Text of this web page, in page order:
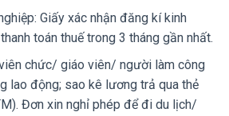
Giấy xác nhận đăng kí kinh
toán thuế trong 3 tháng gần nhất.
chức/ giáo viên/ người làm công
lao động; sao kê lương trả qua thẻ
Đơn xin nghỉ phép để đi du lịch/